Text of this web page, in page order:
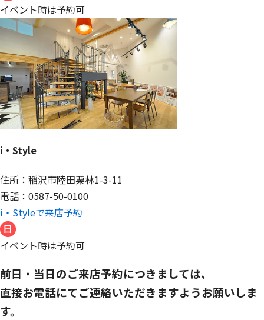
イベント時は予約可
i・Style
住所：稲沢市陸田栗林1-3-11
電話：0587-50-0100
i・Styleで来店予約
イベント時は予約可
前日・当日のご来店予約につきましては、
直接お電話にてご連絡いただきますようお願いしま
す。